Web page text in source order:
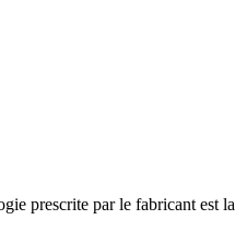
prescrite par le fabricant est